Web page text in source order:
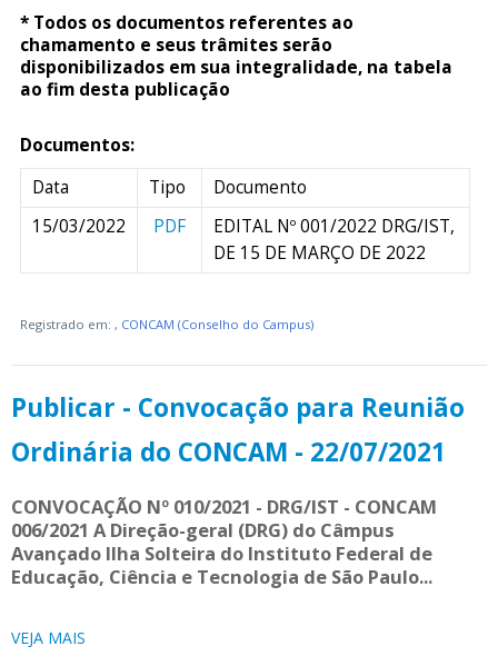
* Todos os documentos referentes ao
chamamento e seus trâmites serão
disponibilizados em sua integralidade, na tabela
ao fim desta publicação
Documentos:
Data
Tipo
Documento
15/03/2022
PDF
EDITAL Nº 001/2022 DRG/IST,
DE 15 DE MARÇO DE 2022
Registrado em: , CONCAM (Conselho do Campus)
Publicar - Convocação para Reunião
Ordinária do CONCAM - 22/07/2021
CONVOCAÇÃO Nº 010/2021 - DRG/IST - CONCAM
006/2021 A Direção-geral (DRG) do Câmpus
Avançado Ilha Solteira do Instituto Federal de
Educação, Ciência e Tecnologia de São Paulo...
VEJA MAIS